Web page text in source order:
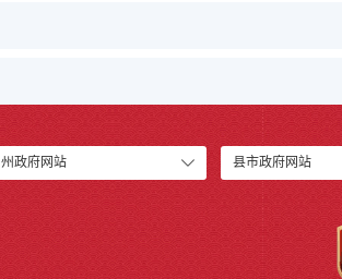
州政府网站 县市政府网站